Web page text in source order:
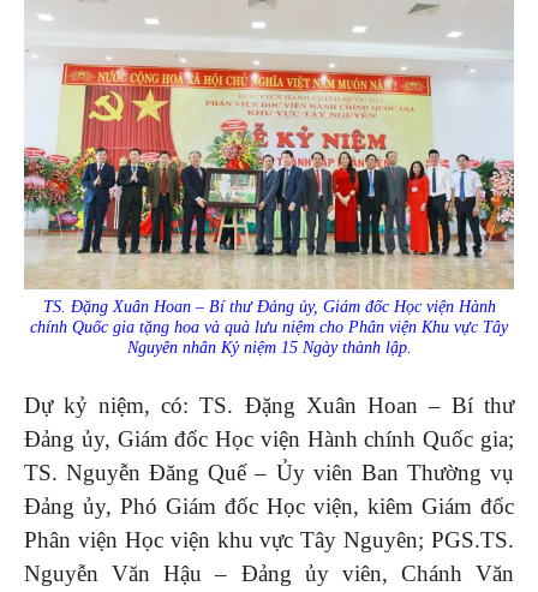
TS. Đặng Xuân Hoan – Bí thư Đảng ủy, Giám đốc Học viện Hành
chính Quốc gia tặng hoa và quà lưu niệm cho Phân viện Khu vực Tây
Nguyên nhân Kỷ niệm 15 Ngày thành lập.
Dự kỷ niệm, có: TS. Đặng Xuân Hoan – Bí thư
Đảng ủy, Giám đốc Học viện Hành chính Quốc gia;
TS. Nguyễn Đăng Quế – Ủy viên Ban Thường vụ
Đảng ủy, Phó Giám đốc Học viện, kiêm Giám đốc
Phân viện Học viện khu vực Tây Nguyên; PGS.TS.
Nguyễn Văn Hậu – Đảng ủy viên, Chánh Văn